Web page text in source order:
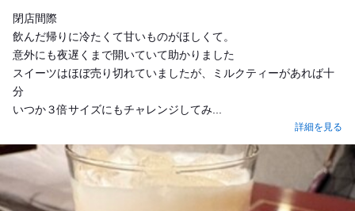
閉店間際
飲んだ帰りに冷たくて甘いものがほしくて。
意外にも夜遅くまで開いていて助かりました
スイーツはほぼ売り切れていましたが、ミルクティーがあれば十
分
いつか３倍サイズにもチャレンジしてみ...
詳細を見る